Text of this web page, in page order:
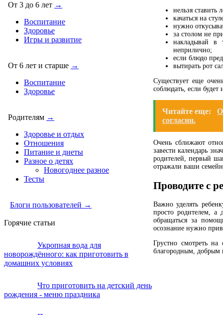
От 3 до 6 лет →
Воспитание
Здоровье
Игры и развитие
От 6 лет и старше →
Воспитание
Здоровье
Родителям →
Здоровье и отдых
Отношения
Питание и диеты
Разное о детях
Новогоднее разное
Тесты
Блоги пользователей →
Горячие статьи
Укропная вода для
новорождённого: как приготовить в
домашних условиях
Что приготовить на детский день
рождения - меню праздника
нельзя ставить
качаться на
нужно
за столом не
накладывай в
неприлично;
если блюдо
вытирать рот
Существует еще
соблюдать, если
Читайте еще:
согласии.
Очень сближают
завести календарь
родителей, первый
отражали ваши
Проводите с
Важно уделять
просто родителем, а
обращаться за
осознание нужно
Грустно смотреть
благородным, добрым